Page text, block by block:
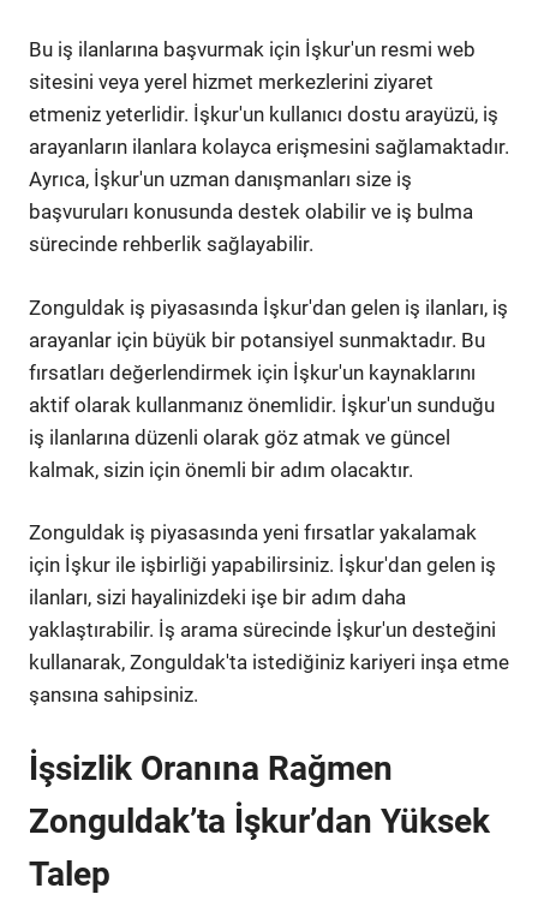
Bu iş ilanlarına başvurmak için İşkur'un resmi web
sitesini veya yerel hizmet merkezlerini ziyaret
etmeniz yeterlidir. İşkur'un kullanıcı dostu arayüzü, iş
arayanların ilanlara kolayca erişmesini sağlamaktadır.
Ayrıca, İşkur'un uzman danışmanları size iş
başvuruları konusunda destek olabilir ve iş bulma
sürecinde rehberlik sağlayabilir.
Zonguldak iş piyasasında İşkur'dan gelen iş ilanları, iş
arayanlar için büyük bir potansiyel sunmaktadır. Bu
fırsatları değerlendirmek için İşkur'un kaynaklarını
aktif olarak kullanmanız önemlidir. İşkur'un sunduğu
iş ilanlarına düzenli olarak göz atmak ve güncel
kalmak, sizin için önemli bir adım olacaktır.
Zonguldak iş piyasasında yeni fırsatlar yakalamak
için İşkur ile işbirliği yapabilirsiniz. İşkur'dan gelen iş
ilanları, sizi hayalinizdeki işe bir adım daha
yaklaştırabilir. İş arama sürecinde İşkur'un desteğini
kullanarak, Zonguldak'ta istediğiniz kariyeri inşa etme
şansına sahipsiniz.
İşsizlik Oranına Rağmen
Zonguldak’ta İşkur’dan Yüksek
Talep